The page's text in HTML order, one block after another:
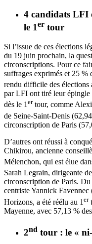
4 candidats LFI
le 1er tour
Si l’issue de ces élections
du 19 juin prochain, la
circonscriptions. Pour ce
suffrages exprimés et 25 %
rendu difficile des élections
par LFI ont tiré leur épingle
dès le 1 ertour, comme
de Seine-Saint-Denis
circonscription de Paris
D’autres ont réussi à
Chikirou, ancienne
Mélenchon, qui est élue
Sarah Legrain, dirigeante
circonscription de Paris.
centriste Yannick
Horizons, a été réélu au 1 er
Mayenne, avec 57,13 %
2nd tour : le «